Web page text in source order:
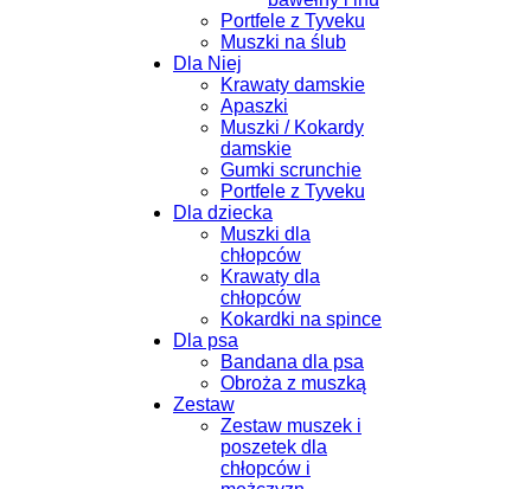
Portfele z Tyveku
Muszki na ślub
Dla Niej
Krawaty damskie
Apaszki
Muszki / Kokardy
damskie
Gumki scrunchie
Portfele z Tyveku
Dla dziecka
Muszki dla
chłopców
Krawaty dla
chłopców
Kokardki na spince
Dla psa
Bandana dla psa
Obroża z muszką
Zestaw
Zestaw muszek i
poszetek dla
chłopców i